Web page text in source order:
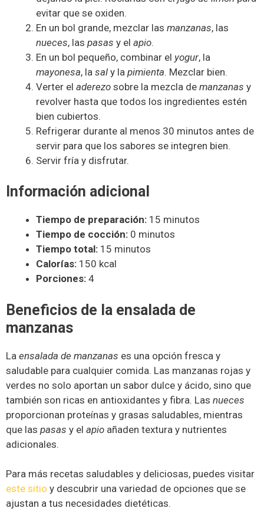
evitar que se oxiden.
En un bol grande, mezclar las manzanas, las
nueces, las pasas y el apio.
En un bol pequeño, combinar el yogur, la
mayonesa, la sal y la pimienta. Mezclar bien.
Verter el aderezo sobre la mezcla de manzanas y
revolver hasta que todos los ingredientes estén
bien cubiertos.
Refrigerar durante al menos 30 minutos antes de
servir para que los sabores se integren bien.
Servir fría y disfrutar.
Información adicional
Tiempo de preparación: 15 minutos
Tiempo de cocción: 0 minutos
Tiempo total: 15 minutos
Calorías: 150 kcal
Porciones: 4
Beneficios de la ensalada de
manzanas
La ensalada de manzanas es una opción fresca y
saludable para cualquier comida. Las manzanas rojas y
verdes no solo aportan un sabor dulce y ácido, sino que
también son ricas en antioxidantes y fibra. Las nueces
proporcionan proteínas y grasas saludables, mientras
que las pasas y el apio añaden textura y nutrientes
adicionales.
Para más recetas saludables y deliciosas, puedes visitar
este sitio y descubrir una variedad de opciones que se
ajustan a tus necesidades dietéticas.